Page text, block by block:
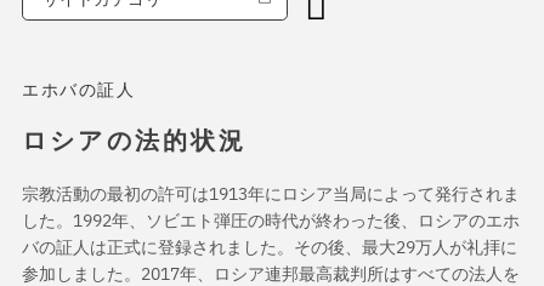
エホバの証人
ロシアの法的状況
宗教活動の最初の許可は1913年にロシア当局によって発行されま
した。1992年、ソビエト弾圧の時代が終わった後、ロシアのエホ
バの証人は正式に登録されました。その後、最大29万人が礼拝に
参加しました。2017年、ロシア連邦最高裁判所はすべての法人を